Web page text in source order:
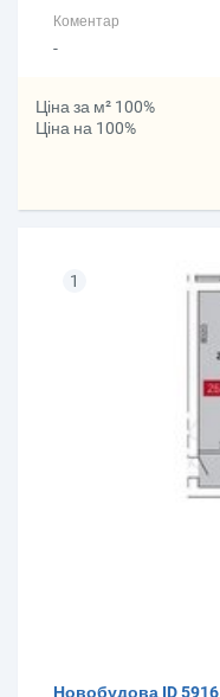
Коментар
-
Ціна за м² 100%
Ціна на 100%
1
Новобудова ID 5916